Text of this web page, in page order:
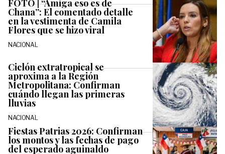
FOTO | “Amiga eso es de
Chana”: El comentado detalle
en la vestimenta de Camila
Flores que se hizo viral
NACIONAL
Ciclón extratropical se
aproxima a la Región
Metropolitana: Confirman
cuándo llegan las primeras
lluvias
NACIONAL
Fiestas Patrias 2026: Confirman
los montos y las fechas de pago
del esperado aguinaldo